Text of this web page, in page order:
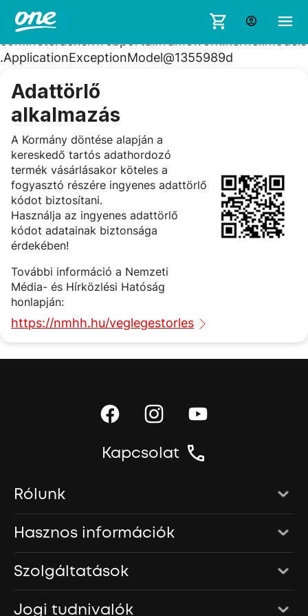
went too wrong on render phase:
com.netcracker.webportal.framework.kernel.models
.ApplicationExceptionModel@1355989d
Adattörlő
alkalmazás
A Kormány döntése alapján a
kereskedő tartós adathordozó
termék vásárlásakor köteles a
fogyasztó részére ingyenes adattörlő
kódot biztosítani.
Használja az ingyenes adattörlő
kódot adatainak biztonsága
érdekében!
További információ a Nemzeti
Média- és Hírközlési Hatóság
honlapján:
https://nmhh.hu/veglegestorles
Kapcsolat
Rólunk
One Magyarországról
Sajtószoba
Hasznos információk
Roaming, nemzetközi használat
Adattörlő alkalmazás
Szolgáltatások
Jogi tudnivalók